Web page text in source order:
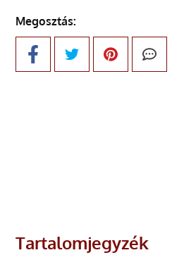
Megosztás:
Tartalomjegyzék